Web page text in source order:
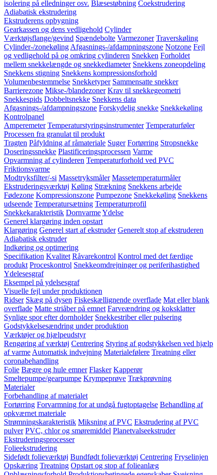
isolering på elledninger osv. Blæsestøbning Coekstrudering
Adiabatisk ekstrudering
Ekstruderens opbygning
Gearkassen og dens vedligehold Cylinder
Værktøjsflange/gevind Spændebolte Varmezoner Traverskøling
Cylinder-/zonekøling Afgasnings-/afdampningszone Notzone Fejl
og vedligehold på og omkring cylinderen Snekken Forholdet
mellem snekkelængde og snekkediameter Snekkens zoneopdeling
Snekkens stigning Snekkens kompressionsforhold
Volumenbestemmelse Snekketyper Sammensatte snekker
Barrierezone Mikse-/blandezoner Krav til snekkegeometri
Snekkespids Dobbeltsnekke Snekkens data
Afgasnings-/afdampningszone Forskydelig snekke Snekkekøling
Kontrolpanel
Amperemeter Temperaturstyringsinstrumenter Temperaturføler
Processen fra granulat til produkt
Tragten Påfyldning af råmateriale Suger Fortørring Stropsnekke
Doseringssnekke Plastificeringsprocessen Varme
Opvarmning af cylinderen Temperaturforhold ved PVC
Friktionsvarme
Modtryksfilter/-si Massetryksmåler Massetemperaturmåler
Ekstruderingsværktøj Køling Strækning Snekkens arbejde
Fødezone Kompressionszone Pumpezone Snekkekøling Snekkens
udseende Temperatursætning Temperaturprofil
Snekkekarakteristik DornvarmeYdelse
Generel klargøring inden opstart
Klargøring Generel start af ekstruder Generelt stop af ekstruderen
Adiabatisk ekstruder
Indkøring og optimering
Specifikation Kvalitet Råvarekontrol Kontrol med det færdige
produkt Proceskontrol Snekkeomdrejninger og periferihastighed
Ydelesesgraf
Eksempel på ydelsesgraf
Visuelle fejl under produktionen
Ridser Skæg på dysen Fiskeskællignende overflade Mat eller blank
overflade Matte striåber på emnet Farveændring og koksklatter
Synlige spor efter dornholder Snekkestriber eller pulsering
Godstykkelsesændring under produktion
Værktøjer og hjælpeudstyr
Rengøring af værktøj Centrering Styring af godstykkelsen ved hjælp
af varme Automatisk indvejning Materialefølere Treatning eller
coronabehandling
Folie Bægre og hule emner Flasker Kapperør
Smeltepumpe/gearpumpe Krympeprøve Trækprøvning
Materialer
Forbehandling af materialet
Fortørring Forvarmning for at undgå fugtoptagelse Behandling af
opkværnet materiale
Strømningskarakteristik Miksning af PVC Ekstrudering af PVC
pulver PVC, chlor og smøremiddel Planetvalseekstruder
Ekstruderingsprocesser
Folieekstrudering
Sidefødt folieværktøj Bundfødt folieværktøj Centrering Fryselinjen
Opskæring Treatning Opstart og stop af folieanlæg